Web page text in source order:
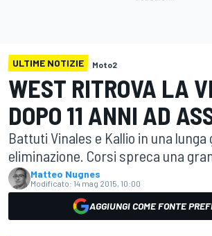
ULTIME NOTIZIE Moto2
WEST RITROVA LA
DOPO 11 ANNI AD
Battuti Vinales e Kallio in una lunga
eliminazione. Corsi spreca una
Matteo Nugnes
Modificato: 14 mag 2015, 10:00
AGGIUNGI COME FONTE